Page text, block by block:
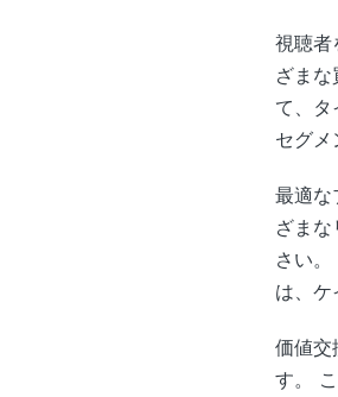
視聴者
ざま
て、
セグメ
最適な
ざま
さい
は、ケ
価値交
す。